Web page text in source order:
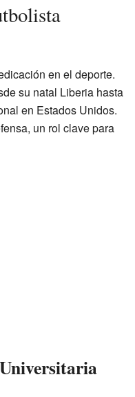
en el deporte.
su natal Liberia hasta
en Estados Unidos.
un rol clave para